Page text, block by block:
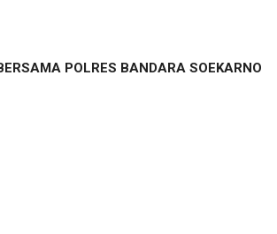
POLRES BANDARA SOEKARNO